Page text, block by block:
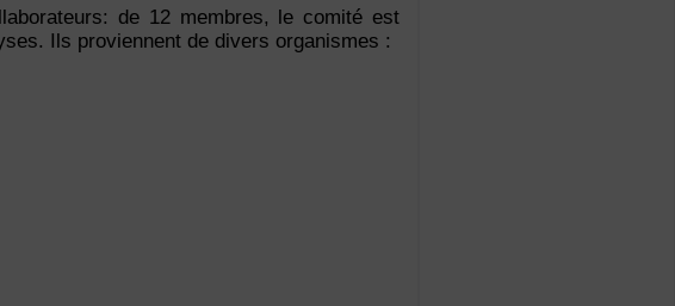
de 12 membres, le comité est
Ils proviennent de divers organismes :